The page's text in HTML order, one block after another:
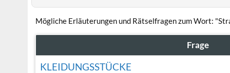
Mögliche Erläuterungen und Rätselfragen zum Wort:
Frage
KLEIDUNGSSTÜCKE